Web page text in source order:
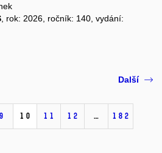
, rok: 2026, ročník: 140, vydání:
9 10 11 12 … 182
Další